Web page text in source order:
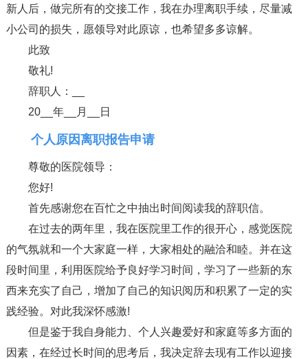
新人后，做完所有的交接工作，我在办理离职手续，尽量减
小公司的损失，愿领导对此原谅，也希望多多谅解。
此致
敬礼!
辞职人：__
20__年__月__日
个人原因离职报告申请
尊敬的医院领导：
您好!
首先感谢您在百忙之中抽出时间阅读我的辞职信。
在过去的两年里，我在医院里工作的很开心，感觉医院
的气氛就和一个大家庭一样，大家相处的融洽和睦。并在这
段时间里，利用医院给予良好学习时间，学习了一些新的东
西来充实了自己，增加了自己的知识阅历和积累了一定的实
践经验。对此我深怀感激!
但是鉴于我自身能力、个人兴趣爱好和家庭等多方面的
因素，在经过长时间的思考后，我决定辞去现有工作以迎接